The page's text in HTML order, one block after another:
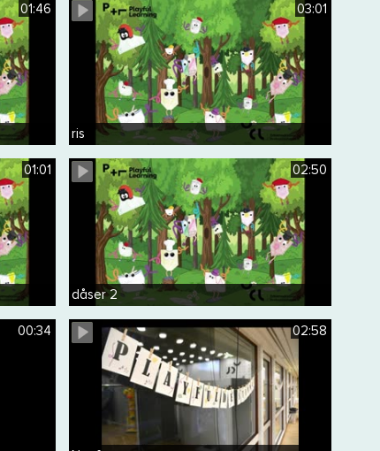
01:46 03:01
ris
01:01 02:50
dåser 2
00:34 02:58